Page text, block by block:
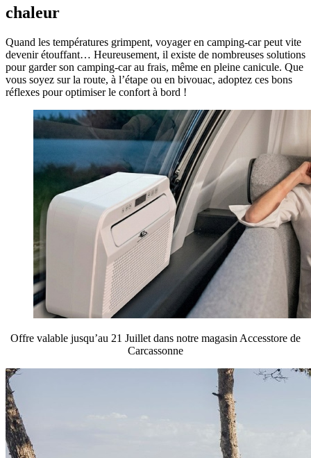
chaleur
Quand les températures grimpent, voyager en camping-car peut vite
devenir étouffant… Heureusement, il existe de nombreuses solutions
pour garder son camping-car au frais, même en pleine canicule. Que
vous soyez sur la route, à l’étape ou en bivouac, adoptez ces bons
réflexes pour optimiser le confort à bord !
Offre valable jusqu’au 21 Juillet dans notre magasin Accesstore de
Carcassonne